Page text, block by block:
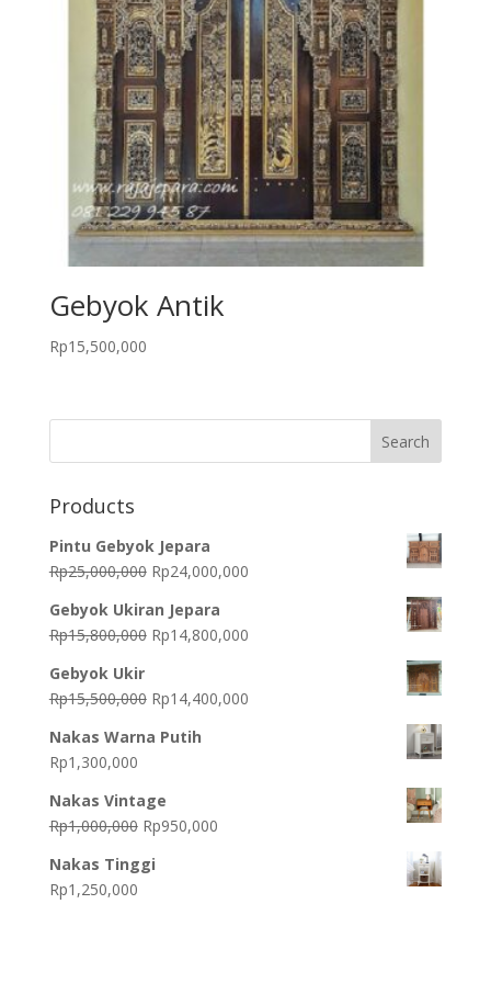
Gebyok Antik
Rp15,500,000
Products
Pintu Gebyok Jepara
Rp25,000,000 Original
was:
Rp25,000,000.
Rp24,000,000Current
Rp24,000,000.
Gebyok Ukiran Jepara
Rp15,800,000 Original
Rp15,800,000.
Rp14,800,000Current
Rp14,800,000.
Gebyok Ukir
Rp15,500,000 Original
was:
Rp14,400,000Current
Nakas Warna Putih
Rp1,300,000
Nakas Vintage
Rp1,000,000 Original
was:
Rp950,000Current
Nakas Tinggi
Rp1,250,000